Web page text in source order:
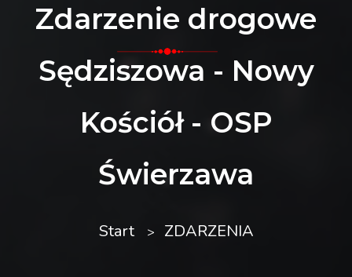
Zdarzenie drogowe
Sędziszowa - Nowy
Kościół - OSP
Świerzawa
Start ZDARZENIA